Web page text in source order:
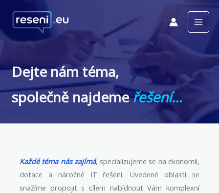
Dejte nám téma,
společně najdemeřešení…
Každé téma nás zajímá, specializujeme se na ekonomii,
dotace a náročné IT řešení. Uvedené oblasti se
snažíme propojit s cílem nabídnout Vám komplexní